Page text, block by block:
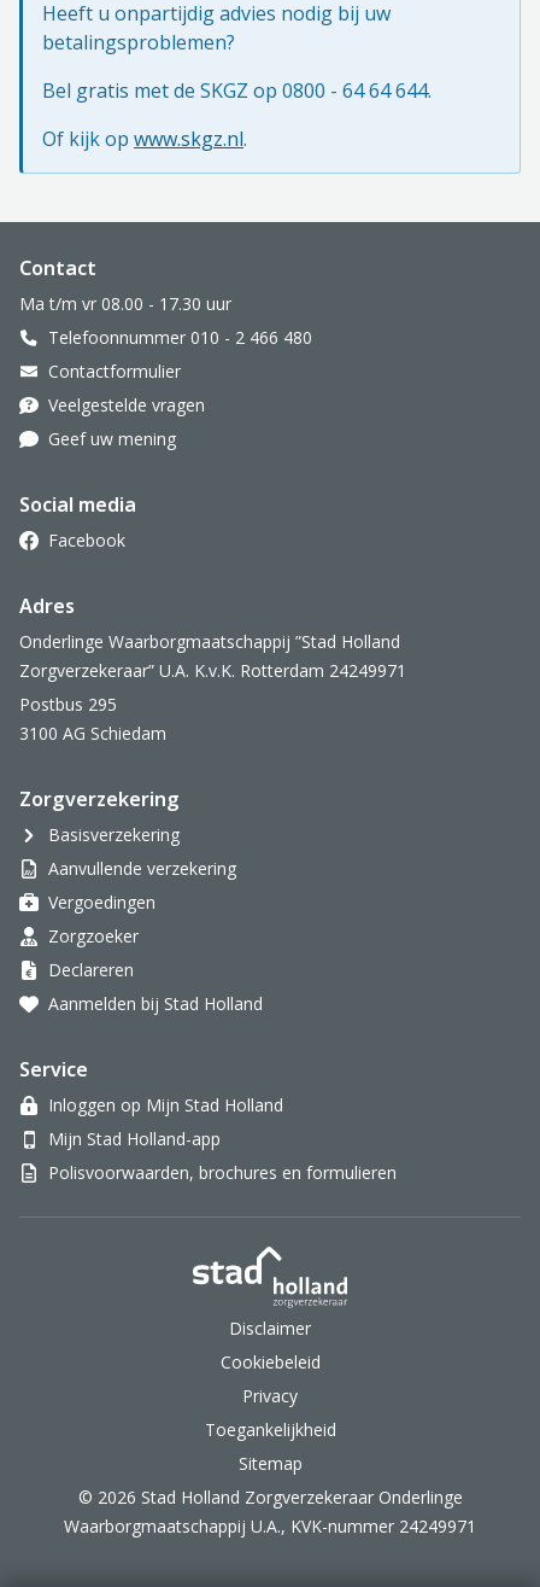
Heeft u onpartijdig advies nodig bij uw
betalingsproblemen?
Bel gratis met de SKGZ op 0800 - 64 64 644.
Of kijk op www.skgz.nl.
Website footer
Contact
Ma t/m vr 08.00 - 17.30 uur
Telefoonnummer 010 - 2 466 480
Contactformulier
Veelgestelde vragen
Geef uw mening
Social media
Facebook
Adres
Onderlinge Waarborgmaatschappij ”Stad Holland
Zorgverzekeraar” U.A. K.v.K. Rotterdam 24249971
Postbus 295
3100 AG Schiedam
Zorgverzekering
Basisverzekering
Aanvullende verzekering
Vergoedingen
Zorgzoeker
Declareren
Aanmelden bij Stad Holland
Service
Inloggen op Mijn Stad Holland
Mijn Stad Holland-app
Polisvoorwaarden, brochures en formulieren
Disclaimer
Cookiebeleid
Privacy
Toegankelijkheid
Sitemap
© 2026 Stad Holland Zorgverzekeraar Onderlinge
Waarborgmaatschappij U.A., KVK-nummer 24249971